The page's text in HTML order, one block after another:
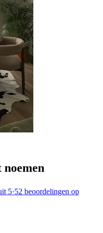
5·52 beoordelingen op